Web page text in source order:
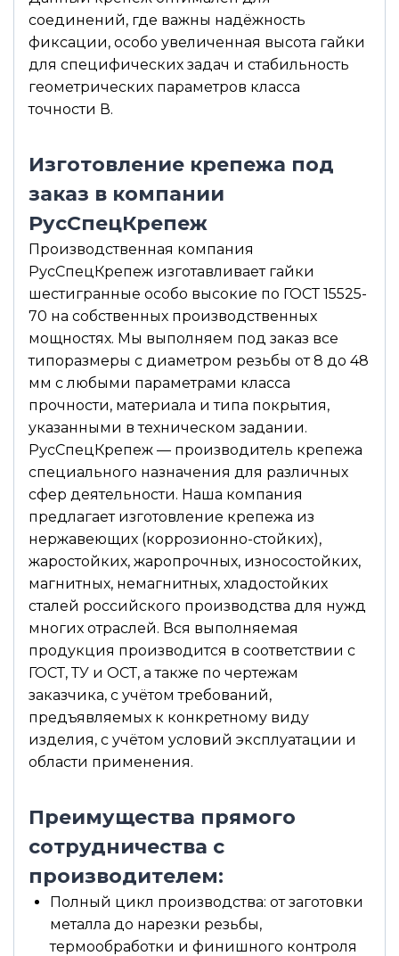
соединений, где важны надёжность
фиксации, особо увеличенная высота гайки
для специфических задач и стабильность
геометрических параметров класса
точности В.
Изготовление крепежа под
заказ в компании
РусСпецКрепеж
Производственная компания
РусСпецКрепеж изготавливает гайки
шестигранные особо высокие по ГОСТ 15525-
70 на собственных производственных
мощностях. Мы выполняем под заказ все
типоразмеры с диаметром резьбы от 8 до 48
мм с любыми параметрами класса
прочности, материала и типа покрытия,
указанными в техническом задании.
РусСпецКрепеж — производитель крепежа
специального назначения для различных
сфер деятельности. Наша компания
предлагает изготовление крепежа из
нержавеющих (коррозионно-стойких),
жаростойких, жаропрочных, износостойких,
магнитных, немагнитных, хладостойких
сталей российского производства для нужд
многих отраслей. Вся выполняемая
продукция производится в соответствии с
ГОСТ, ТУ и ОСТ, а также по чертежам
заказчика, с учётом требований,
предъявляемых к конкретному виду
изделия, с учётом условий эксплуатации и
области применения.
Преимущества прямого
сотрудничества с
производителем:
Полный цикл производства: от заготовки
металла до нарезки резьбы,
термообработки и финишного контроля